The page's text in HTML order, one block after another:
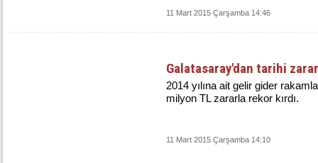
11 Mart 2015 Çarşamba 14:46
Galatasaray'dan tarihi zarar
2014 yılına ait gelir gider
milyon TL zararla rekor kırdı.
11 Mart 2015 Çarşamba 14:10